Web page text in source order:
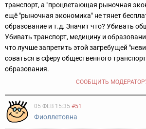
транспорт, а "процветающая рыночная
ещё "рыночная экономика" не тянет
образование и т.д. Значит что? Убивать
Убивать транспорт, медицину и
что лучше запретить этой загребущей
соваться в сферу общественного
образования.
СООБЩИТЬ
05 ФЕВ 15:35 #51
Фиоллетовна